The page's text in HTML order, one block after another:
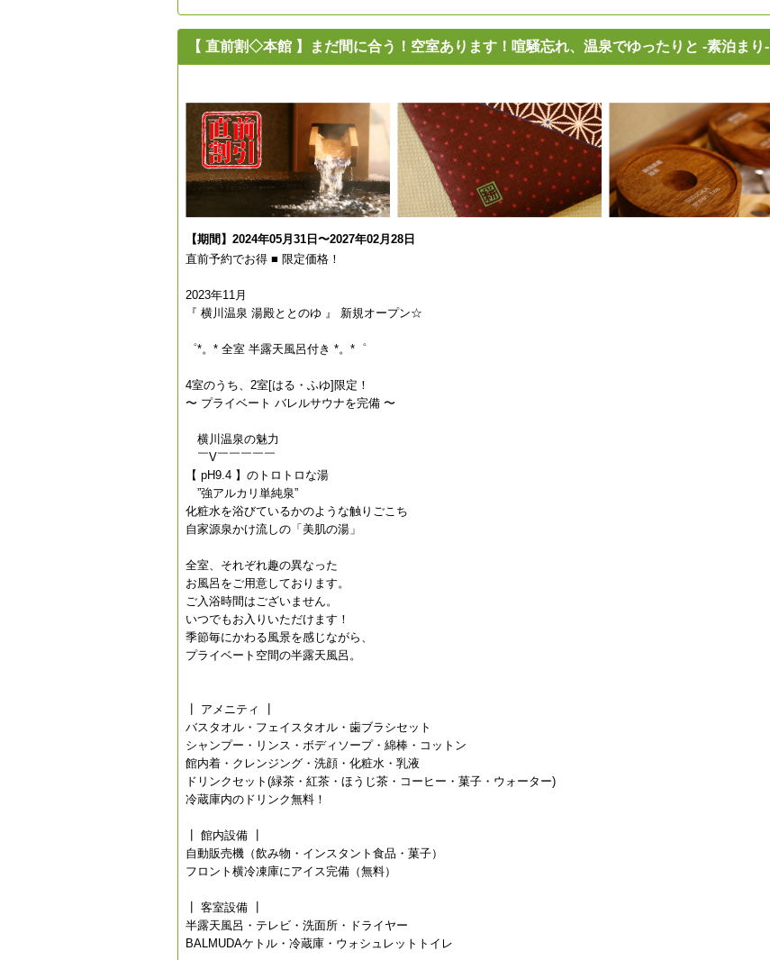
【 直前割◇本館 】まだ間に合う！空室あります！喧騒忘れ、温泉でゆったりと -素泊まり-
【期間】2024年05月31日〜2027年02月28日
直前予約でお得 ■ 限定価格！
2023年11月
『 横川温泉 湯殿ととのゆ 』 新規オープン☆
゜*。* 全室 半露天風呂付き *。*゜
4室のうち、2室[はる・ふゆ]限定！
〜 プライベート バレルサウナを完備 〜
横川温泉の魅力
￣V￣￣￣￣￣
【 pH9.4 】のトロトロな湯
”強アルカリ単純泉”
化粧水を浴びているかのような触りごこち
自家源泉かけ流しの「美肌の湯」
全室、それぞれ趣の異なった
お風呂をご用意しております。
ご入浴時間はございません。
いつでもお入りいただけます！
季節毎にかわる風景を感じながら、
プライベート空間の半露天風呂。
┃ アメニティ ┃
バスタオル・フェイスタオル・歯ブラシセット
シャンプー・リンス・ボディソープ・綿棒・コットン
館内着・クレンジング・洗顔・化粧水・乳液
ドリンクセット(緑茶・紅茶・ほうじ茶・コーヒー・菓子・ウォーター)
冷蔵庫内のドリンク無料！
┃ 館内設備 ┃
自動販売機（飲み物・インスタント食品・菓子）
フロント横冷凍庫にアイス完備（無料）
┃ 客室設備 ┃
半露天風呂・テレビ・洗面所・ドライヤー
BALMUDAケトル・冷蔵庫・ウォシュレットトイレ